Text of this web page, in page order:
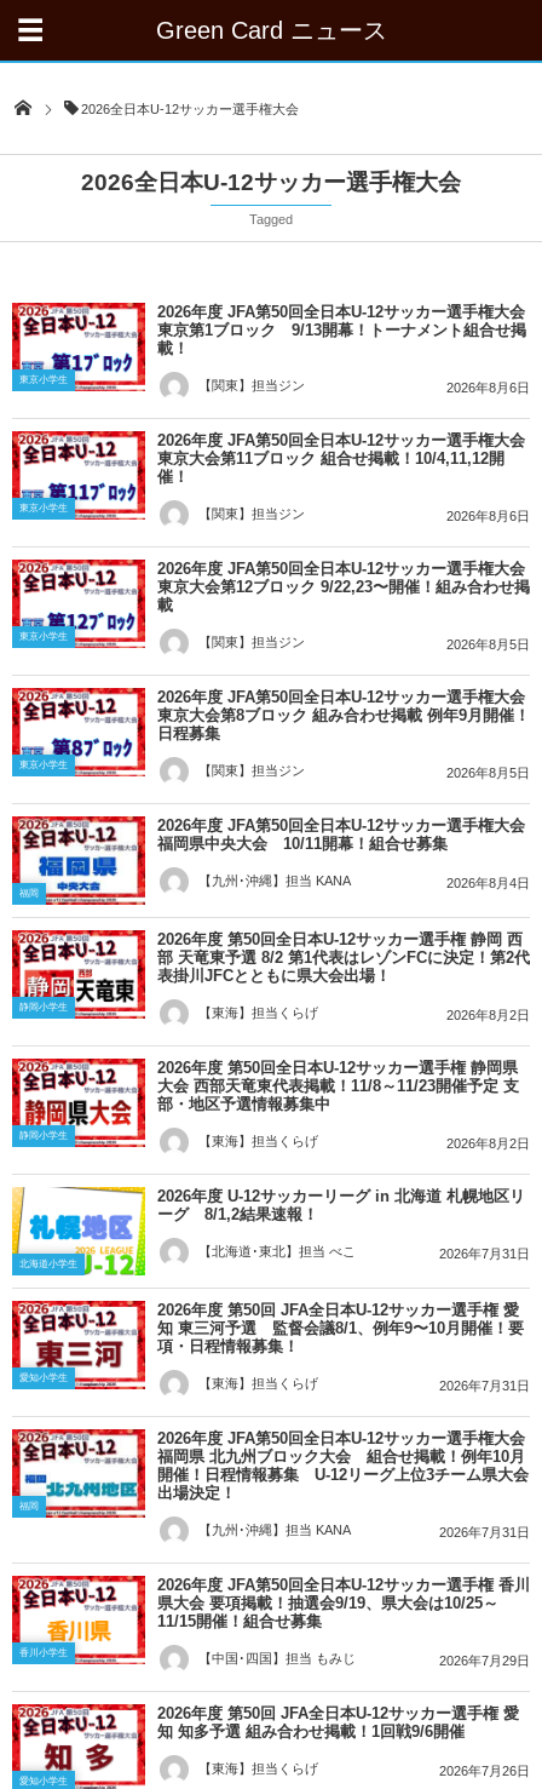
Green Card ニュース
2026全日本U-12サッカー選手権大会
2026全日本U-12サッカー選手権大会
Tagged
東京小学生
2026年度 JFA第50回全日本U-12サッカー選手権大会
東京第1ブロック 9/13開幕！トーナメント組合せ掲
載！
【関東】担当ジン 2026年8月6日
東京小学生
2026年度 JFA第50回全日本U-12サッカー選手権大会
東京大会第11ブロック 組合せ掲載！10/4,11,12開
催！
【関東】担当ジン 2026年8月6日
東京小学生
2026年度 JFA第50回全日本U-12サッカー選手権大会
東京大会第12ブロック 9/22,23〜開催！組み合わせ掲
載
【関東】担当ジン 2026年8月5日
東京小学生
2026年度 JFA第50回全日本U-12サッカー選手権大会
東京大会第8ブロック 組み合わせ掲載 例年9月開催！
日程募集
【関東】担当ジン 2026年8月5日
福岡
2026年度 JFA第50回全日本U-12サッカー選手権大会
福岡県中央大会 10/11開幕！組合せ募集
【九州･沖縄】担当 KANA 2026年8月4日
静岡小学生
2026年度 第50回全日本U-12サッカー選手権 静岡 西
部 天竜東予選 8/2 第1代表はレゾンFCに決定！第2代
表掛川JFCとともに県大会出場！
【東海】担当くらげ 2026年8月2日
静岡小学生
2026年度 第50回全日本U-12サッカー選手権 静岡県
大会 西部天竜東代表掲載！11/8～11/23開催予定 支
部・地区予選情報募集中
【東海】担当くらげ 2026年8月2日
北海道小学生
2026年度 U-12サッカーリーグ in 北海道 札幌地区リ
ーグ 8/1,2結果速報！
【北海道･東北】担当 べこ 2026年7月31日
愛知小学生
2026年度 第50回 JFA全日本U-12サッカー選手権 愛
知 東三河予選 監督会議8/1、例年9〜10月開催！要
項・日程情報募集！
【東海】担当くらげ 2026年7月31日
福岡
2026年度 JFA第50回全日本U-12サッカー選手権大会
福岡県 北九州ブロック大会 組合せ掲載！例年10月
開催！日程情報募集 U-12リーグ上位3チーム県大会
出場決定！
【九州･沖縄】担当 KANA 2026年7月31日
香川小学生
2026年度 JFA第50回全日本U-12サッカー選手権 香川
県大会 要項掲載！抽選会9/19、県大会は10/25～
11/15開催！組合せ募集
【中国･四国】担当 もみじ 2026年7月29日
愛知小学生
2026年度 第50回 JFA全日本U-12サッカー選手権 愛
知 知多予選 組み合わせ掲載！1回戦9/6開催
【東海】担当くらげ 2026年7月26日